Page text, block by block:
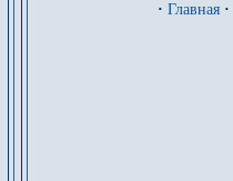
· Главная ·